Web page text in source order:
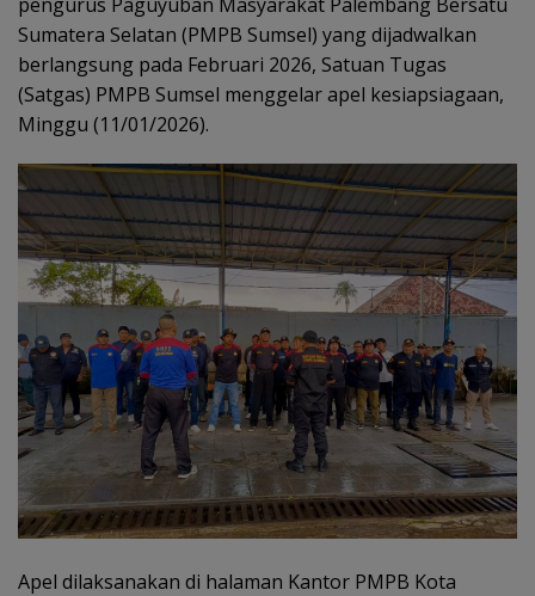
Sumatera Selatan (PMPB Sumsel) yang dijadwalkan
berlangsung pada Februari 2026, Satuan Tugas
(Satgas) PMPB Sumsel menggelar apel kesiapsiagaan,
Minggu (11/01/2026).
Apel dilaksanakan di halaman Kantor PMPB Kota